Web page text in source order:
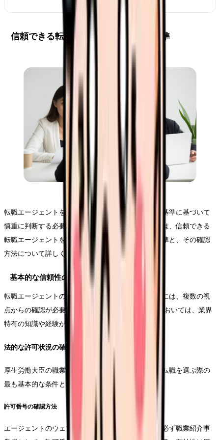
信頼できる転職エージェントの選択基準
転職エージェントを選ぶ際には、いくつかの重要な基準に基づいて
慎重に判断する必要があります。このセクションでは、信頼できる
転職エージェントを見極めるための具体的な選択基準と、その確認
方法について詳しく解説します。
基本的な信頼性の確認ポイント
転職エージェントの基本的な信頼性を判断するためには、複数の視
点からの確認が必要です。 特に看護師の転職支援においては、業界
特有の知識や経験が重要な要素となります。
法的な許可状況の確認
厚生労働大臣の職業紹介的な事業者であることは、転職を選ぶ際の
最も基本的な条件となります。
許可番号の確認方法
エージェントのウェブサイトやパンフレットには、必ず職業紹介事